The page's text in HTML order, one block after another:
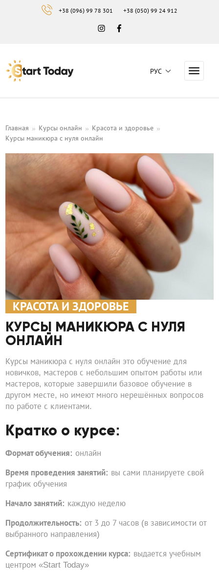
+38 (096) 99 78 301 +38 (050) 99 24 912
Instagram
Навчальний центр "Start Today" РУС
Главная Курсы онлайн
Красота и здоровье
Курсы маникюра с нуля онлайн
КРАСОТА И ЗДОРОВЬЕ
КУРСЫ МАНИКЮРА С НУЛЯ
ОНЛАЙН
Курсы маникюра с нуля онлайн это обучение для
новичков, мастеров с небольшим опытом работы или
мастеров, которые завершили базовое обучение в
другом месте, но имеют много нерешённых вопросов
по работе с клиентами.
Кратко о курсе:
Формат обучения: онлайн
Время проведения занятий: вы сами планируете свой
график обучения
Начало занятий: каждую неделю
Продолжительность: от 3 до 7 часов (в зависимости от
выбранного направления)
Сертификат о прохождении курса: выдается учебным
центром «Start Today»